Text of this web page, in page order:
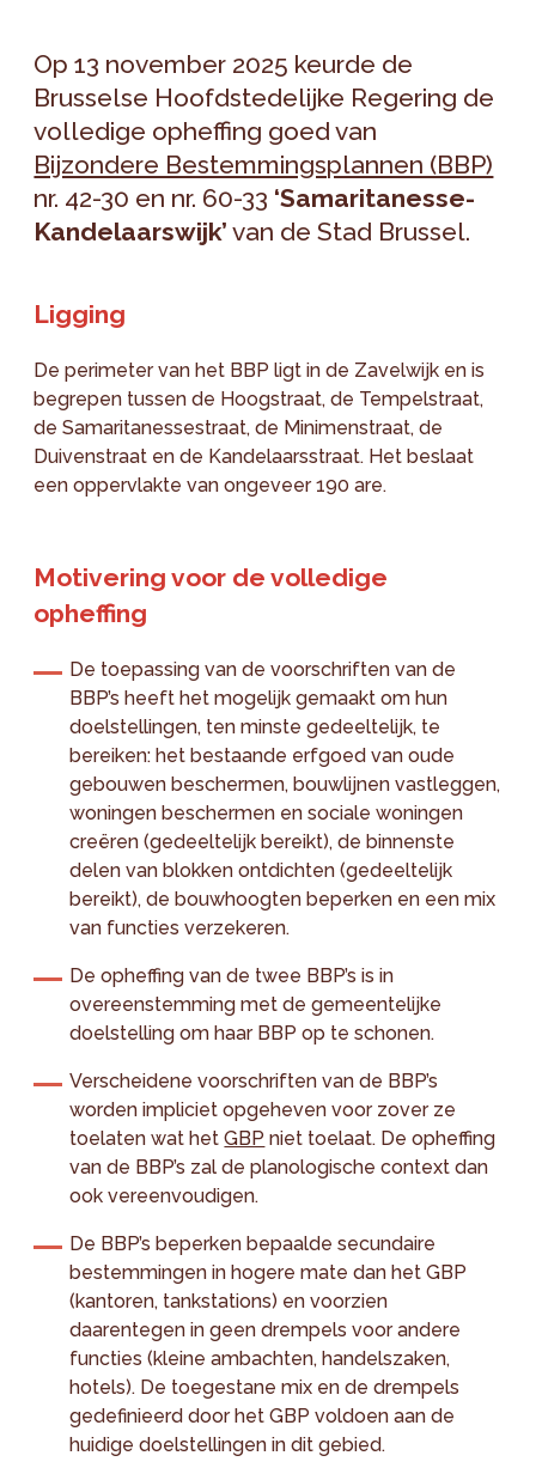
Op 13 november 2025 keurde de
Brusselse Hoofdstedelijke Regering de
volledige opheffing goed van
Bijzondere Bestemmingsplannen (BBP)
nr. 42-30 en nr. 60-33 ‘Samaritanesse-
Kandelaarswijk’ van de Stad Brussel.
Ligging
De perimeter van het BBP ligt in de Zavelwijk en is
begrepen tussen de Hoogstraat, de Tempelstraat,
de Samaritanessestraat, de Minimenstraat, de
Duivenstraat en de Kandelaarsstraat. Het beslaat
een oppervlakte van ongeveer 190 are.
Motivering voor de volledige
opheffing
De toepassing van de voorschriften van de
BBP’s heeft het mogelijk gemaakt om hun
doelstellingen, ten minste gedeeltelijk, te
bereiken: het bestaande erfgoed van oude
gebouwen beschermen, bouwlijnen vastleggen,
woningen beschermen en sociale woningen
creëren (gedeeltelijk bereikt), de binnenste
delen van blokken ontdichten (gedeeltelijk
bereikt), de bouwhoogten beperken en een mix
van functies verzekeren.
De opheffing van de twee BBP’s is in
overeenstemming met de gemeentelijke
doelstelling om haar BBP op te schonen.
Verscheidene voorschriften van de BBP’s
worden impliciet opgeheven voor zover ze
toelaten wat hetGBP niet toelaat. De opheffing
van de BBP’s zal de planologische context dan
ook vereenvoudigen.
De BBP’s beperken bepaalde secundaire
bestemmingen in hogere mate dan het GBP
(kantoren, tankstations) en voorzien
daarentegen in geen drempels voor andere
functies (kleine ambachten, handelszaken,
hotels). De toegestane mix en de drempels
gedefinieerd door het GBP voldoen aan de
huidige doelstellingen in dit gebied.